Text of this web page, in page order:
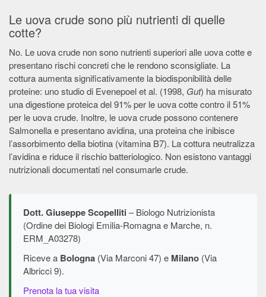
Le uova crude sono più nutrienti di quelle
cotte?
No. Le uova crude non sono nutrienti superiori alle uova cotte e
presentano rischi concreti che le rendono sconsigliate. La
cottura aumenta significativamente la biodisponibilità delle
proteine: uno studio di Evenepoel et al. (1998, Gut) ha misurato
una digestione proteica del 91% per le uova cotte contro il 51%
per le uova crude. Inoltre, le uova crude possono contenere
Salmonella e presentano avidina, una proteina che inibisce
l’assorbimento della biotina (vitamina B7). La cottura neutralizza
l’avidina e riduce il rischio batteriologico. Non esistono vantaggi
nutrizionali documentati nel consumarle crude.
Dott. Giuseppe Scopelliti – Biologo Nutrizionista
(Ordine dei Biologi Emilia-Romagna e Marche, n.
ERM_A03278)
Riceve a Bologna (Via Marconi 47) e Milano (Via
Albricci 9).
Prenota la tua visita